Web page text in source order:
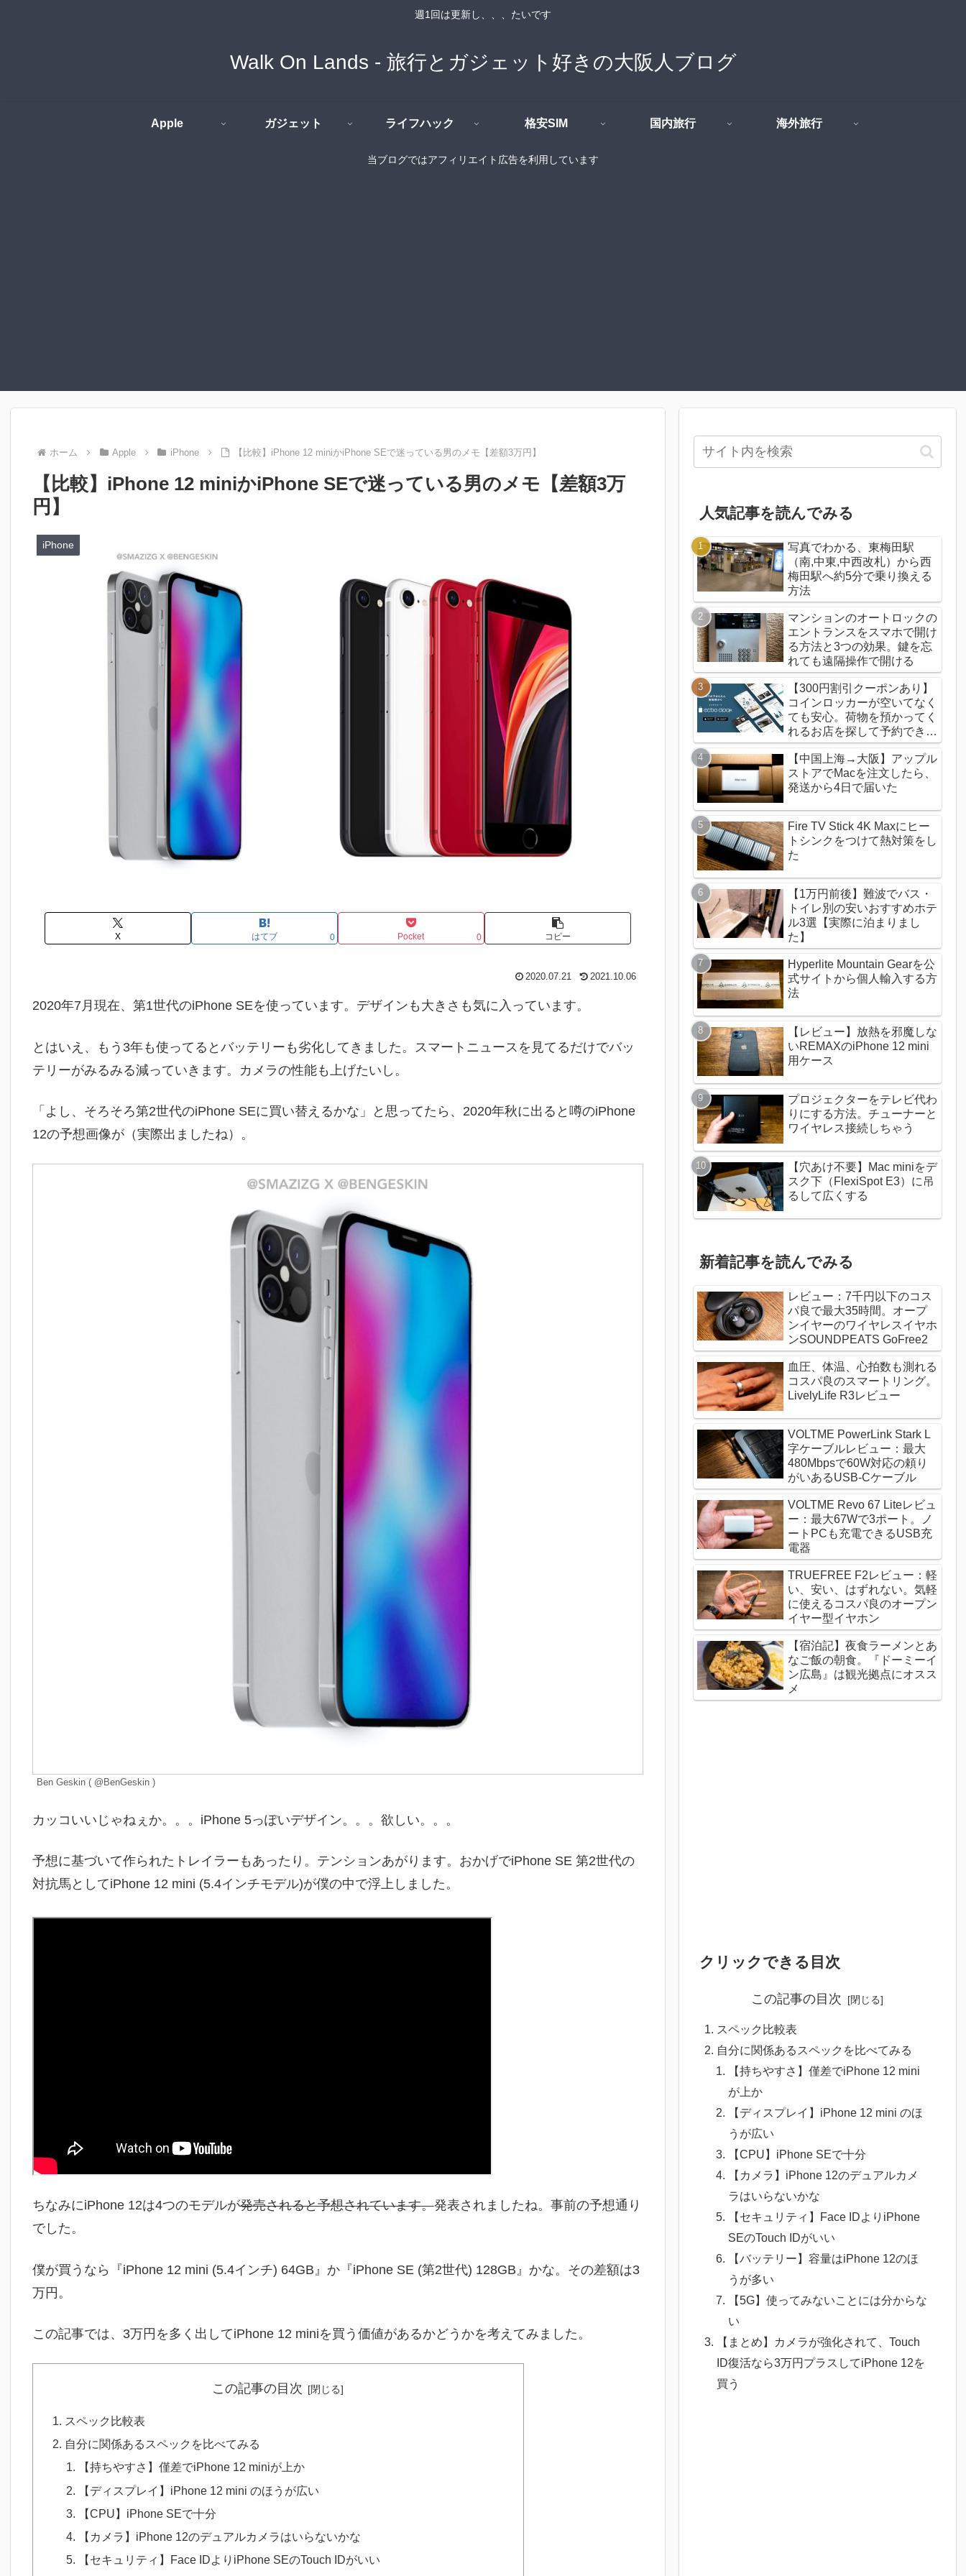
週1回は更新し、、、たいです
Walk On Lands - 旅行とガジェット好きの大阪人ブログ
Apple ガジェット ライフハック 格安SIM 国内旅行 海外旅行
当ブログではアフィリエイト広告を利用しています
ホーム Apple iPhone 【比較】iPhone 12 miniかiPhone SEで迷っている男のメモ【差額3万円】
【比較】iPhone 12 miniかiPhone SEで迷っている男のメモ【差額3万
円】
iPhone
X はてブ 0 Pocket 0 コピー
2020.07.21 2021.10.06
2020年7月現在、第1世代のiPhone SEを使っています。デザインも大きさも気に入っています。
とはいえ、もう3年も使ってるとバッテリーも劣化してきました。スマートニュースを見てるだけでバッ
テリーがみるみる減っていきます。カメラの性能も上げたいし。
「よし、そろそろ第2世代のiPhone SEに買い替えるかな」と思ってたら、2020年秋に出ると噂のiPhone
12の予想画像が（実際出ましたね）。
Ben Geskin ( @BenGeskin )
カッコいいじゃねぇか。。。iPhone 5っぽいデザイン。。。欲しい。。。
予想に基づいて作られたトレイラーもあったり。テンションあがります。おかげでiPhone SE 第2世代の
対抗馬としてiPhone 12 mini (5.4インチモデル)が僕の中で浮上しました。
ちなみにiPhone 12は4つのモデルが発売されると予想されています。発表されましたね。事前の予想通り
でした。
僕が買うなら『iPhone 12 mini (5.4インチ) 64GB』か『iPhone SE (第2世代) 128GB』かな。その差額は3
万円。
この記事では、3万円を多く出してiPhone 12 miniを買う価値があるかどうかを考えてみました。
この記事の目次
スペック比較表
自分に関係あるスペックを比べてみる
【持ちやすさ】僅差でiPhone 12 miniが上か
【ディスプレイ】iPhone 12 mini のほうが広い
【CPU】iPhone SEで十分
【カメラ】iPhone 12のデュアルカメラはいらないかな
【セキュリティ】Face IDよりiPhone SEのTouch IDがいい
人気記事を読んでみる
写真でわかる、東梅田駅
（南,中東,中西改札）から西
梅田駅へ約5分で乗り換える
方法
マンションのオートロックの
エントランスをスマホで開け
る方法と3つの効果。鍵を忘
れても遠隔操作で開ける
【300円割引クーポンあり】
コインロッカーが空いてなく
ても安心。荷物を預かってく
れるお店を探して予約できる
ecbo cloak（エクボクロー
ク）の使い方
【中国上海→大阪】アップル
ストアでMacを注文したら、
発送から4日で届いた
Fire TV Stick 4K Maxにヒー
トシンクをつけて熱対策をし
た
【1万円前後】難波でバス・
トイレ別の安いおすすめホテ
ル3選【実際に泊まりまし
た】
Hyperlite Mountain Gearを公
式サイトから個人輸入する方
法
【レビュー】放熱を邪魔しな
いREMAXのiPhone 12 mini
用ケース
プロジェクターをテレビ代わ
りにする方法。チューナーと
ワイヤレス接続しちゃう
【穴あけ不要】Mac miniをデ
スク下（FlexiSpot E3）に吊
るして広くする
新着記事を読んでみる
レビュー：7千円以下のコス
パ良で最大35時間。オープ
ンイヤーのワイヤレスイヤホ
ンSOUNDPEATS GoFree2
血圧、体温、心拍数も測れる
コスパ良のスマートリング。
LivelyLife R3レビュー
VOLTME PowerLink Stark L
字ケーブルレビュー：最大
480Mbpsで60W対応の頼り
がいあるUSB-Cケーブル
VOLTME Revo 67 Liteレビュ
ー：最大67Wで3ポート。ノ
ートPCも充電できるUSB充
電器
TRUEFREE F2レビュー：軽
い、安い、はずれない。気軽
に使えるコスパ良のオープン
イヤー型イヤホン
【宿泊記】夜食ラーメンとあ
なご飯の朝食。『ドーミーイ
ン広島』は観光拠点にオスス
メ
クリックできる目次
この記事の目次
スペック比較表
自分に関係あるスペックを比べてみる
【持ちやすさ】僅差でiPhone 12 mini
が上か
【ディスプレイ】iPhone 12 mini のほ
うが広い
【CPU】iPhone SEで十分
【カメラ】iPhone 12のデュアルカメ
ラはいらないかな
【セキュリティ】Face IDよりiPhone
SEのTouch IDがいい
【バッテリー】容量はiPhone 12のほ
うが多い
【5G】使ってみないことには分からな
い
【まとめ】カメラが強化されて、Touch
ID復活なら3万円プラスしてiPhone 12を
買う